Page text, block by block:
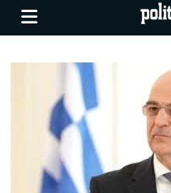
Skip
Θεσσαλονίκη,
όλο τον
politic.gr